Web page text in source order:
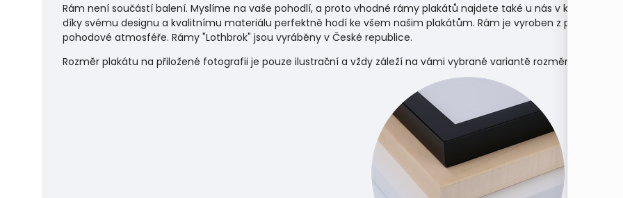
Rám není součástí balení. Myslíme na vaše pohodlí, a proto vhodné rámy plakátů najdete také u nás v kategorii
díky svému designu a kvalitnímu materiálu perfektně hodí ke všem našim plakátům. Rám je vyroben z přírodního
pohodové atmosféře. Rámy "Lothbrok" jsou vyráběny v České republice.
Rozměr plakátu na přiložené fotografii je pouze ilustrační a vždy záleží na vámi vybrané variantě rozměru.